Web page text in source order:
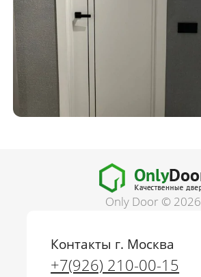
Only Door © 2026
Контакты г. Москва
+7(926) 210-00-15